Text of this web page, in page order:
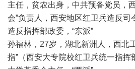
主任，贫农出身，中共预备党员，
会”负责人，西安地区红卫兵造反司
造反指挥部政委，“东派”
孙福林，27岁，湖北新洲人，西北
指”（西安大专院校红卫兵统一指挥